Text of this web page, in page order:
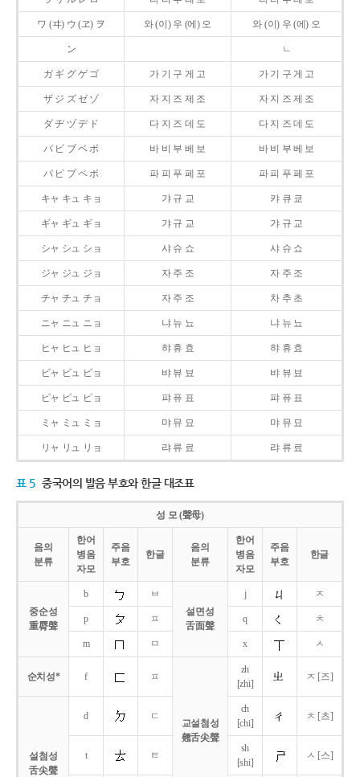
ワ (ヰ) ウ (ヱ) ヲ 와 (이) 우 (에) 오 와 (이) 우 (에) 오
ン ㄴ
ガ ギ グ ゲ ゴ 가 기 구 게 고 가 기 구 게 고
ザ ジ ズ ゼ ゾ 자 지 즈 제 조 자 지 즈 제 조
ダ ヂ ヅ デ ド 다 지 즈 데 도 다 지 즈 데 도
バ ビ ブ ベ ボ 바 비 부 베 보 바 비 부 베 보
パ ピ プ ペ ポ 파 피 푸 페 포 파 피 푸 페 포
キャ キュ キョ 갸 규 교 캬 큐 쿄
ギャ ギュ ギョ 갸 규 교 갸 규 교
シャ シュ ショ 샤 슈 쇼 샤 슈 쇼
ジャ ジュ ジョ 자 주 조 자 주 조
チャ チュ チョ 자 주 조 차 추 초
ニャ ニュ ニョ 냐 뉴 뇨 냐 뉴 뇨
ヒャ ヒュ ヒョ 햐 휴 효 햐 휴 효
ビャ ビュ ビョ 뱌 뷰 뵤 뱌 뷰 뵤
ピャ ピュ ピョ 퍄 퓨 표 퍄 퓨 표
ミャ ミュ ミョ 먀 뮤 묘 먀 뮤 묘
リャ リュ リョ 랴 류 료 랴 류 료
표 5 중국어의 발음 부호와 한글 대조표
성 모 (聲母)
음의
분류
한어
병음
자모
주음
부호
한글
음의
분류
한어
병음
자모
주음
부호
한글
중순성
重脣聲
b
ㅂ
설면성
舌面聲
j ㅈ
p ㅍ q ㅊ
m ㅁ x ㅅ
순치성* f ㅍ
교설첨성
翹舌尖聲
zh
[zhi]
ㅈ [즈]
설첨성
舌尖聲
d ㄷ
ch
[chi]
ㅊ [츠]
t ㅌ
sh
[shi]
ㅅ [스]